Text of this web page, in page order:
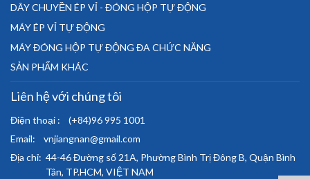
DÂY CHUYỀN ÉP VỈ - ĐÓNG HỘP TỰ ĐỘNG
MÁY ÉP VỈ TỰ ĐỘNG
MÁY ĐÓNG HỘP TỰ ĐỘNG ĐA CHỨC NĂNG
SẢN PHẨM KHÁC
Liên hệ với chúng tôi
Điện thoại :
(+84)96 995 1001
Email:
vnjiangnan@gmail.com
Địa chỉ: 44-46 Đường số 21A, Phường Bình Trị Đông B, Quận Bình
Tân, TP.HCM, VIỆT NAM